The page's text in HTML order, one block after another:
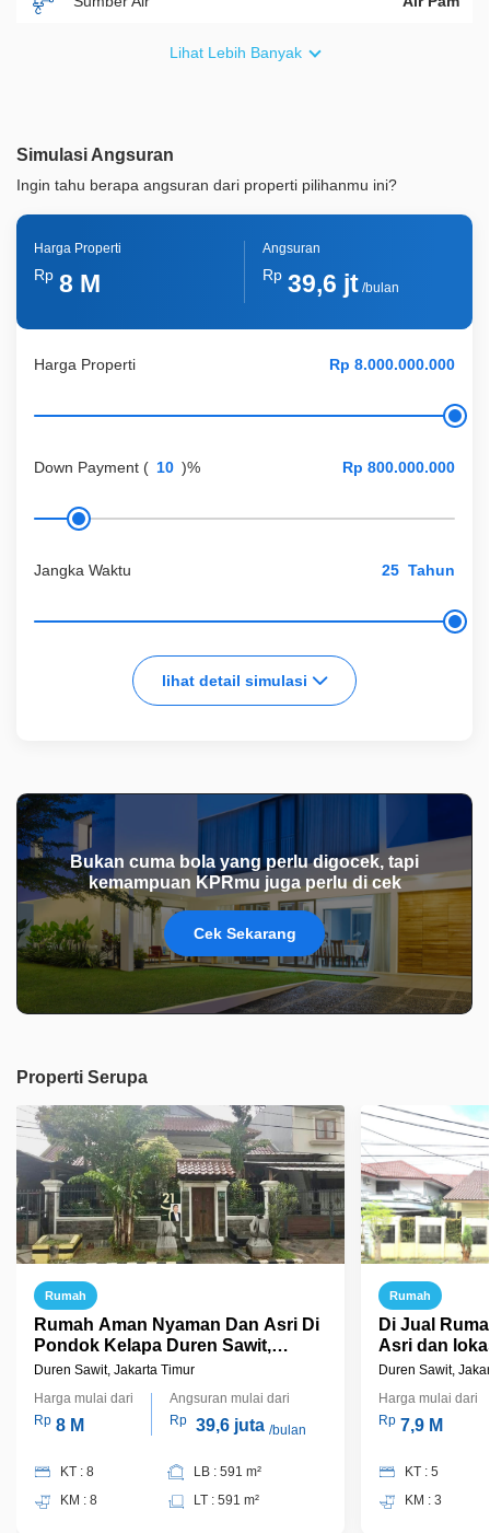
ID Properti
Lihat Lebih Banyak
Simulasi Angsuran
Ingin tahu berapa angsuran dari properti pilihanmu ini?
Harga Properti
Down Payment ( )%
Jangka Waktu Tahun
lihat detail simulasi
Harga Properti
Rp 8 M
Angsuran
Rp 39,6 jt/bulan
Bukan cuma bola yang perlu digocek, tapi
kemampuan KPRmu juga perlu di cek
Cek Sekarang
Properti Serupa
Rumah
Rumah Aman Nyaman Dan Asri Di
Pondok Kelapa Duren Sawit,
Jakarta Timur
Duren Sawit, Jakarta Timur
Harga mulai dari
Rp 8 M
Angsuran mulai dari
Rp 39,6 juta /bulan
KT : 8
KM : 8
LB : 591 m²
LT : 591 m²
Rumah
Di Jual
Asri dan
Perumahan
Duren Sawit,
Harga mulai dari
Rp 7,9 M
KT : 5
KM : 3